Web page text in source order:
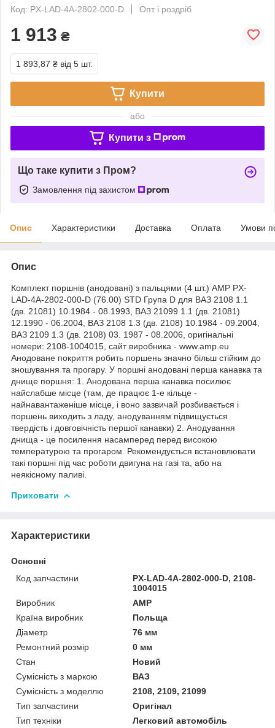
Код: PX-LAD-4A-2802-000-D
Опт і роздріб
1 913 ₴
1 893,87 ₴ від 5 шт.
Купити
або
Купити з
Що таке купити з Пром?
Замовлення під захистом
Опис Характеристики Доставка Оплата Умови
Опис
Комплект поршнів (анодовані) з пальцями (4 шт.) AMP PX-
LAD-4A-2802-000-D (76.00) STD Група D для ВАЗ 2108 1.1
(дв. 21081) 10.1984 - 08.1993, ВАЗ 21099 1.1 (дв. 21081)
12.1990 - 06.2004, ВАЗ 2108 1.3 (дв. 2108) 10.1984 - 09.2004,
ВАЗ 2109 1.3 (дв. 2108) 03. 1987 - 08.2006, оригінальні
номери: 2108-1004015, сайт виробника - www.amp.eu
Анодоване покриття робить поршень значно більш стійким до
зношування та прогару. У поршні анодовані перша канавка та
днище поршня: 1. Анодована перша канавка посилює
найслабше місце (там, де працює 1-е кільце -
найнавантаженіше місце, і воно зазвичай розбивається і
поршень виходить з ладу, анодуванням підвищується
твердість і довговічність першої канавки) 2. Анодування
днища - це посилення насамперед перед високою
температурою та прогаром. Рекомендується встановлювати
такі поршні під час роботи двигуна на газі та, або на
неякісному паливі.
Приховати
Характеристики
Основні
Код запчастини
PX-LAD-4A-2802-000-D, 2108-
1004015
Виробник
AMP
Країна виробник
Польща
Діаметр
76 мм
Ремонтний розмір
0 мм
Стан
Новий
Сумісність з маркою
ВАЗ
Сумісність з моделлю
2108, 2109, 21099
Тип запчастини
Оригінал
Тип техніки
Легковий автомобіль